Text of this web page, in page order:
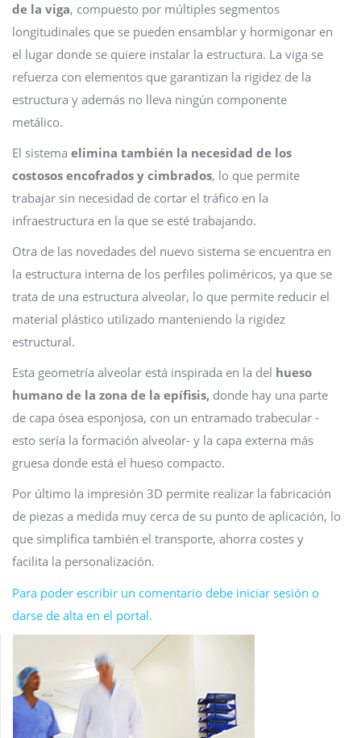
de la viga, compuesto por múltiples segmentos
longitudinales que se pueden ensamblar y hormigonar en
el lugar donde se quiere instalar la estructura. La viga se
refuerza con elementos que garantizan la rigidez de la
estructura y además no lleva ningún componente
metálico.
El sistema elimina también la necesidad de los
costosos encofrados y cimbrados, lo que permite
trabajar sin necesidad de cortar el tráfico en la
infraestructura en la que se esté trabajando.
Otra de las novedades del nuevo sistema se encuentra en
la estructura interna de los perfiles poliméricos, ya que se
trata de una estructura alveolar, lo que permite reducir el
material plástico utilizado manteniendo la rigidez
estructural.
Esta geometría alveolar está inspirada en la del hueso
humano de la zona de la epífisis, donde hay una parte
de capa ósea esponjosa, con un entramado trabecular -
esto sería la formación alveolar- y la capa externa más
gruesa donde está el hueso compacto.
Por último la impresión 3D permite realizar la fabricación
de piezas a medida muy cerca de su punto de aplicación, lo
que simplifica también el transporte, ahorra costes y
facilita la personalización.
Para poder escribir un comentario debe iniciar sesión o
darse de alta en el portal.